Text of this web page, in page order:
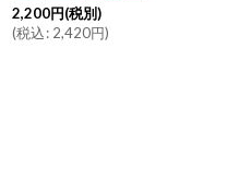
2,200円(税別)
(税込: 2,420円)